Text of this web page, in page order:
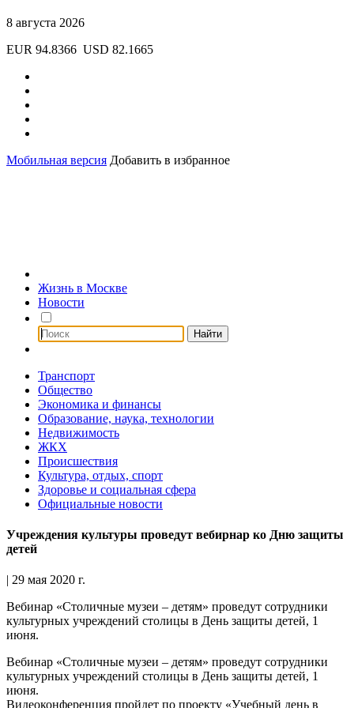
8 августа 2026
EUR 94.8366 USD 82.1665
Мобильная версия Добавить в избранное
Жизнь в Москве
Новости
Транспорт
Общество
Экономика и финансы
Образование, наука, технологии
Недвижимость
ЖКХ
Происшествия
Культура, отдых, спорт
Здоровье и социальная сфера
Официальные новости
Учреждения культуры проведут вебирнар ко Дню защиты
детей
| 29 мая 2020 г.
Вебинар «Столичные музеи – детям» проведут сотрудники
культурных учреждений столицы в День защиты детей, 1
июня.
Вебинар «Столичные музеи – детям» проведут сотрудники
культурных учреждений столицы в День защиты детей, 1
июня.
Видеоконференция пройдет по проекту «Учебный день в